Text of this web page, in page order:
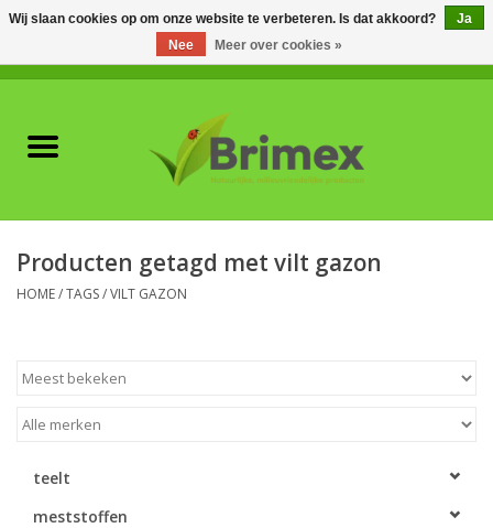
Plagen & Ziekten
Meststoffen en
Producten getagd met vilt gazon
HOME/TAGS/VILT GAZON
teelt
meststoffen
Wij slaan cookies op om onze website te verbeteren. Is dat akkoord?
Ja
Nee
Meer over cookies »